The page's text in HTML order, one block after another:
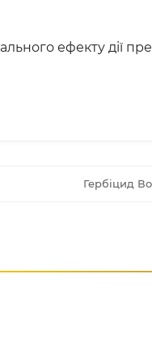
ефекту дії
Гербіцид